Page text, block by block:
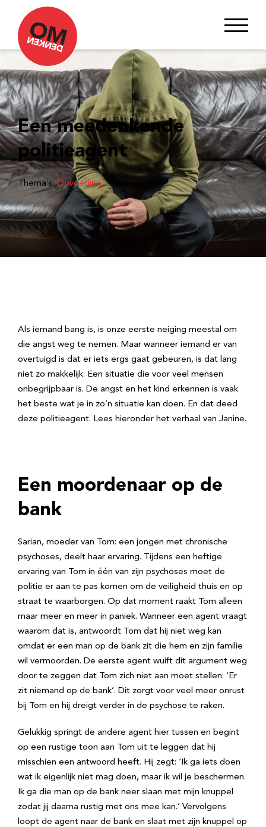
Een meedenkende
politieagent
Thema’s:Opvoeding
Als iemand bang is, is onze eerste neiging meestal om
die angst weg te nemen. Maar wanneer iemand er van
overtuigd is dat er iets ergs gaat gebeuren, is dat lang
niet zo makkelijk. Een situatie die voor veel mensen
onbegrijpbaar is. De angst en het kind erkennen is vaak
het beste wat je in zo’n situatie kan doen. En dat deed
deze politieagent. Lees hieronder het verhaal van Janine.
Een moordenaar op de
bank
Sarian, moeder van Tom: een jongen met chronische
psychoses, deelt haar ervaring. Tijdens een heftige
ervaring van Tom in één van zijn psychoses moet de
politie er aan te pas komen om de veiligheid thuis en op
straat te waarborgen. Op dat moment raakt Tom alleen
maar meer en meer in paniek. Wanneer een agent vraagt
waarom dat is, antwoordt Tom dat hij niet weg kan
omdat er een man op de bank zit die hem en zijn familie
wil vermoorden. De eerste agent wuift dit argument weg
door te zeggen dat Tom zich niet aan moet stellen: ‘Er
zit niemand op de bank’. Dit zorgt voor veel meer onrust
bij Tom en hij dreigt verder in de psychose te raken.
Gelukkig springt de andere agent hier tussen en begint
op een rustige toon aan Tom uit te leggen dat hij
misschien een antwoord heeft. Hij zegt: ‘Ik ga iets doen
wat ik eigenlijk niet mag doen, maar ik wil je beschermen.
Ik ga die man op de bank neer slaan met mijn knuppel
zodat jij daarna rustig met ons mee kan.’ Vervolgens
loopt de agent naar de bank en slaat met zijn knuppel op